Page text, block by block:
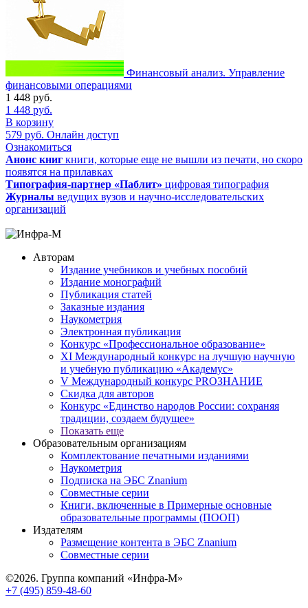
Финансовый анализ. Управление
финансовыми операциями
1 448 руб.
1 448 руб.
В корзину
579 руб. Онлайн доступ
Ознакомиться
Анонс книг книги, которые еще не вышли из печати, но скоро
появятся на прилавках
Типография-партнер «Паблит» цифровая типография
Журналы ведущих вузов и научно-исследовательских
организаций
Авторам
Издание учебников и учебных пособий
Издание монографий
Публикация статей
Заказные издания
Наукометрия
Электронная публикация
Конкурс «Профессиональное образование»
XI Международный конкурс на лучшую научную
и учебную публикацию «Академус»
V Международный конкурс PROЗНАНИЕ
Скидка для авторов
Конкурс «Единство народов России: сохраняя
традиции, создаем будущее»
Показать еще
Образовательным организациям
Комплектование печатными изданиями
Наукометрия
Подписка на ЭБС Znanium
Совместные серии
Книги, включенные в Примерные основные
образовательные программы (ПООП)
Издателям
Размещение контента в ЭБС Znanium
Совместные серии
©2026. Группа компаний «Инфра-М»
+7 (495) 859-48-60